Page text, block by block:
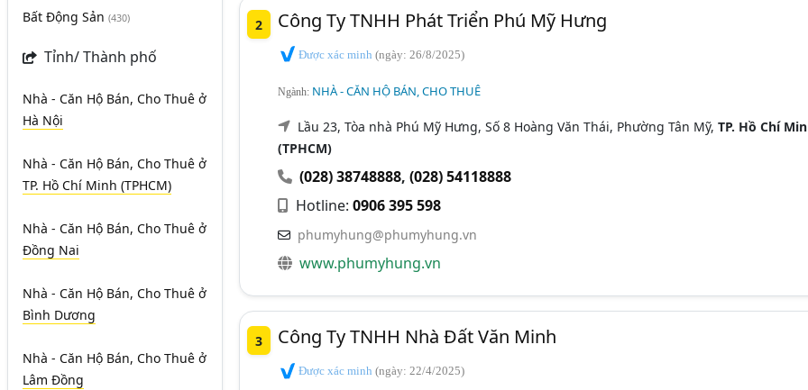
Bất Động Sản (430)
Tỉnh/ Thành phố
Nhà - Căn Hộ Bán, Cho Thuê ở
Hà Nội
Nhà - Căn Hộ Bán, Cho Thuê ở
TP. Hồ Chí Minh (TPHCM)
Nhà - Căn Hộ Bán, Cho Thuê ở
Đồng Nai
Nhà - Căn Hộ Bán, Cho Thuê ở
Bình Dương
Nhà - Căn Hộ Bán, Cho Thuê ở
Lâm Đồng
2 Công Ty TNHH Phát Triển Phú Mỹ Hưng
Được xác minh (ngày: 26/8/2025)
Ngành: NHÀ - CĂN HỘ BÁN, CHO THUÊ
Lầu 23, Tòa nhà Phú Mỹ Hưng, Số 8 Hoàng Văn Thái, Phường Tân Mỹ, TP. Hồ Chí
(TPHCM)
(028) 38748888, (028) 54118888
Hotline: 0906 395 598
phumyhung@phumyhung.vn
www.phumyhung.vn
3 Công Ty TNHH Nhà Đất Văn Minh
Được xác minh (ngày: 22/4/2025)